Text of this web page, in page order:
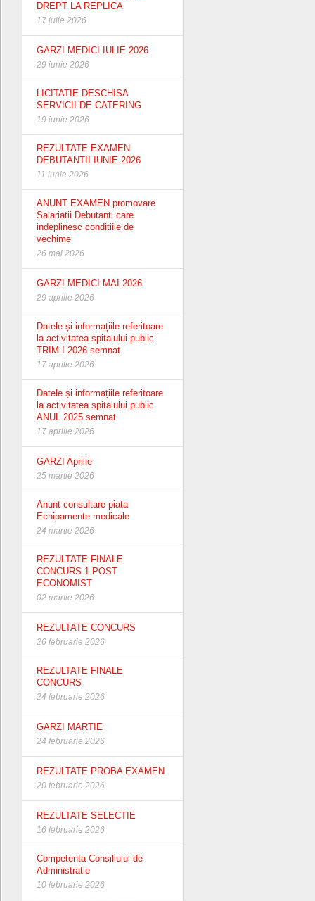
DREPT LA REPLICA
17 iulie 2026
GARZI MEDICI IULIE 2026
29 iunie 2026
LICITATIE DESCHISA
SERVICII DE CATERING
19 iunie 2026
REZULTATE EXAMEN
DEBUTANTII IUNIE 2026
11 iunie 2026
ANUNT EXAMEN promovare
Salariatii Debutanti care
indeplinesc conditiile de
vechime
26 mai 2026
GARZI MEDICI MAI 2026
29 aprilie 2026
Datele și informațiile referitoare
la activitatea spitalului public
TRIM I 2026 semnat
17 aprilie 2026
Datele și informațiile referitoare
la activitatea spitalului public
ANUL 2025 semnat
17 aprilie 2026
GARZI Aprilie
25 martie 2026
Anunt consultare piata
Echipamente medicale
24 martie 2026
REZULTATE FINALE
CONCURS 1 POST
ECONOMIST
02 martie 2026
REZULTATE CONCURS
26 februarie 2026
REZULTATE FINALE
CONCURS
24 februarie 2026
GARZI MARTIE
24 februarie 2026
REZULTATE PROBA EXAMEN
20 februarie 2026
REZULTATE SELECTIE
16 februarie 2026
Competenta Consiliului de
Administratie
10 februarie 2026